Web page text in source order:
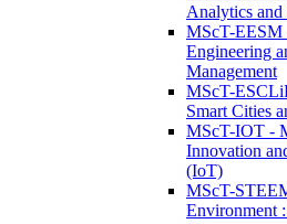
Analytics and
MScT-EESM
Engineering
Management
MScT-
Smart Cities
MScT-IOT -
Innovation
(IoT)
MScT-
Environment